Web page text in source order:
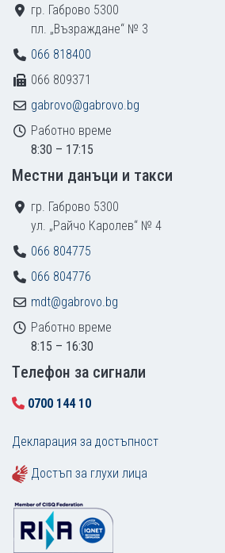
гр. Габрово 5300
пл. „Възраждане“ № 3
066 818400
066 809371
gabrovo@gabrovo.bg
Работно време
8:30 – 17:15
Местни данъци и такси
гр. Габрово 5300
ул. „Райчо Каролев“ № 4
066 804775
066 804776
mdt@gabrovo.bg
Работно време
8:15 – 16:30
Tелефон за сигнали
0700 144 10
Декларация за достъпност
Достъп за глухи лица